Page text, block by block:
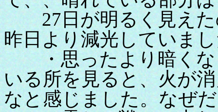
27日が明るく見えた
昨日より減光していま
・思ったより暗くな
いる所を見ると、火が
なと感じました。なぜ